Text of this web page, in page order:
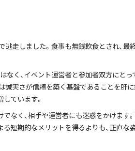
走しました。食事も無銭飲食とされ、最
なく、イベント運営者と参加者双方にとっ
誠実さが信頼を築く基盤であることを肝
ています。
なく、相手や運営者にも迷惑をかけます
短期的なメリットを得るよりも、正直な